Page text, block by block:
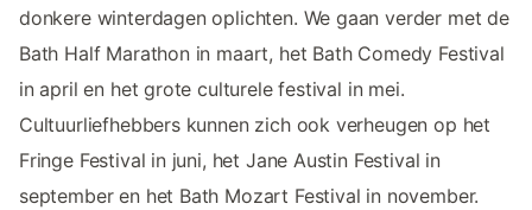
donkere winterdagen oplichten. We gaan verder met de
Bath Half Marathon in maart, het Bath Comedy Festival
in april en het grote culturele festival in mei.
Cultuurliefhebbers kunnen zich ook verheugen op het
Fringe Festival in juni, het Jane Austin Festival in
september en het Bath Mozart Festival in november.